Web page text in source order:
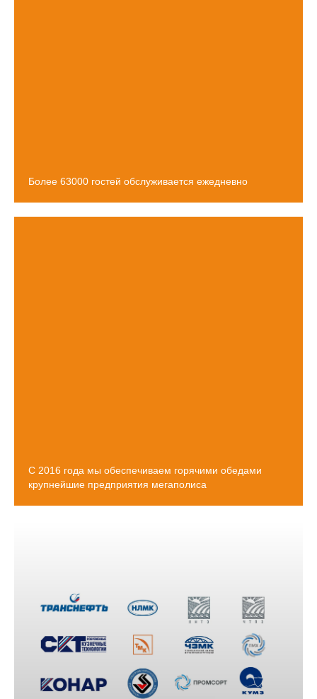
Более 63000 гостей обслуживается ежедневно
С 2016 года мы обеспечиваем горячими обедами
крупнейшие предприятия мегаполиса